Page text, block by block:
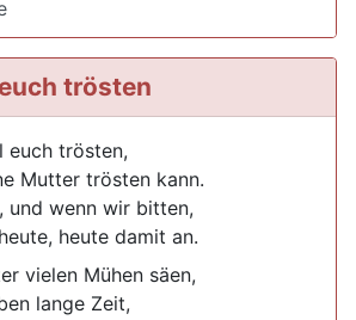
trösten
euch trösten,
Mutter trösten kann.
und wenn wir bitten,
heute damit an.
vielen Mühen säen,
lange Zeit,